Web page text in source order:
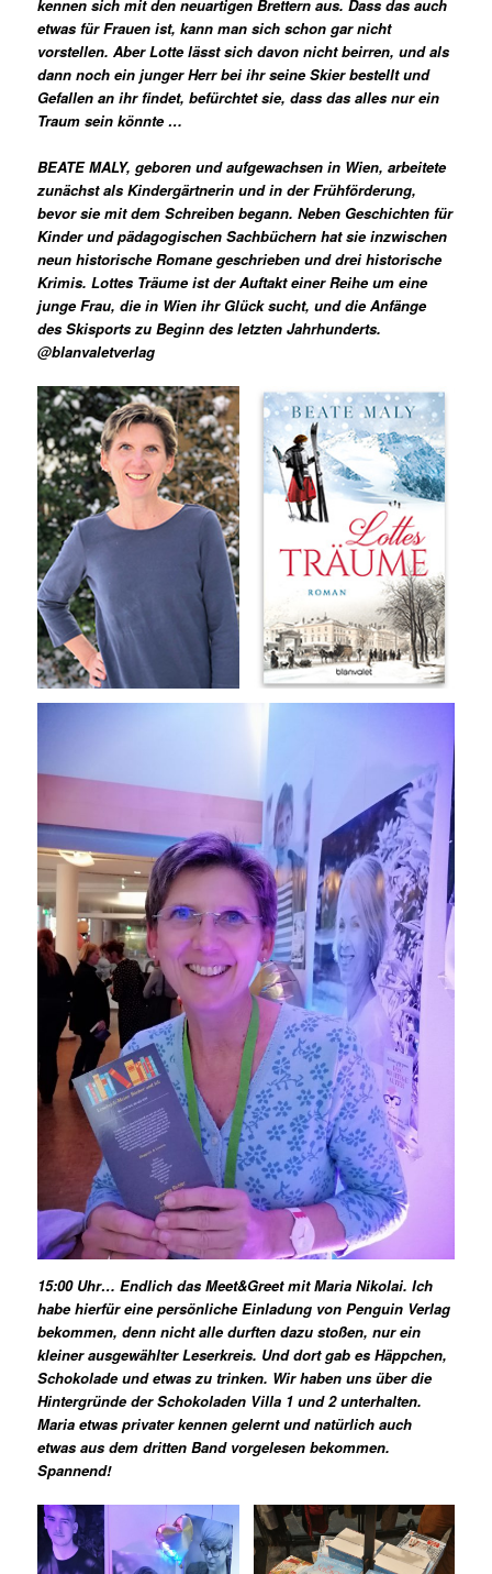
kennen sich mit den neuartigen Brettern aus. Dass das auch
etwas für Frauen ist, kann man sich schon gar nicht
vorstellen. Aber Lotte lässt sich davon nicht beirren, und als
dann noch ein junger Herr bei ihr seine Skier bestellt und
Gefallen an ihr findet, befürchtet sie, dass das alles nur ein
Traum sein könnte …
BEATE MALY, geboren und aufgewachsen in Wien, arbeitete
zunächst als Kindergärtnerin und in der Frühförderung,
bevor sie mit dem Schreiben begann. Neben Geschichten für
Kinder und pädagogischen Sachbüchern hat sie inzwischen
neun historische Romane geschrieben und drei historische
Krimis. Lottes Träume ist der Auftakt einer Reihe um eine
junge Frau, die in Wien ihr Glück sucht, und die Anfänge
des Skisports zu Beginn des letzten Jahrhunderts.
@blanvaletverlag
15:00 Uhr… Endlich das Meet&Greet mit Maria Nikolai. Ich
habe hierfür eine persönliche Einladung von Penguin Verlag
bekommen, denn nicht alle durften dazu stoßen, nur ein
kleiner ausgewählter Leserkreis. Und dort gab es Häppchen,
Schokolade und etwas zu trinken. Wir haben uns über die
Hintergründe der Schokoladen Villa 1 und 2 unterhalten.
Maria etwas privater kennen gelernt und natürlich auch
etwas aus dem dritten Band vorgelesen bekommen.
Spannend!